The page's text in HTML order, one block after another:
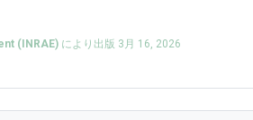
(INRAE) により出版 3月 16, 2026